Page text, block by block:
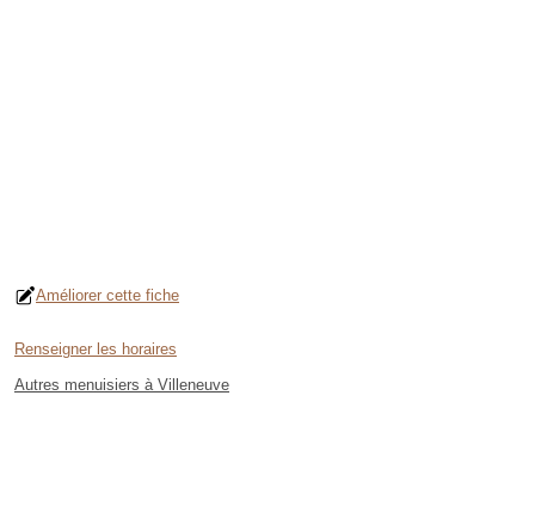
Améliorer cette fiche
Renseigner les horaires
Autres menuisiers à Villeneuve